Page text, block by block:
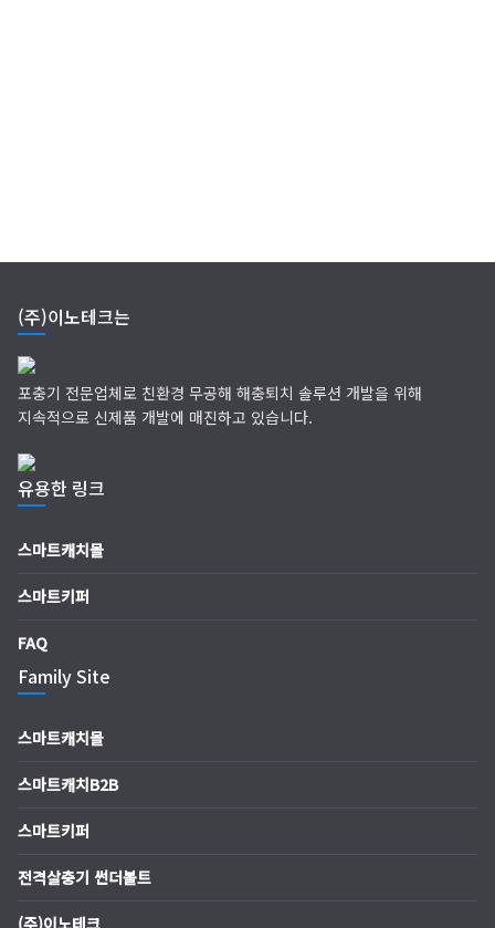
(주)이노테크는
포충기 전문업체로 친환경 무공해 해충퇴치 솔루션 개발을 위해
지속적으로 신제품 개발에 매진하고 있습니다.
유용한 링크
스마트캐치몰
스마트키퍼
FAQ
Family Site
스마트캐치몰
스마트캐치B2B
스마트키퍼
전격살충기 썬더볼트
(주)이노테크